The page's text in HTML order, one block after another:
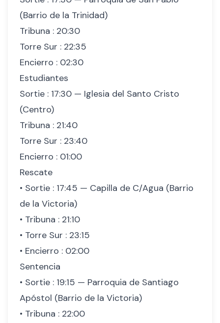
(Barrio de la Trinidad)
Tribuna : 20:30
Torre Sur : 22:35
Encierro : 02:30
Estudiantes
Sortie : 17:30 — Iglesia del Santo Cristo
(Centro)
Tribuna : 21:40
Torre Sur : 23:40
Encierro : 01:00
Rescate
• Sortie : 17:45 — Capilla de C/Agua (Barrio
de la Victoria)
• Tribuna : 21:10
• Torre Sur : 23:15
• Encierro : 02:00
Sentencia
• Sortie : 19:15 — Parroquia de Santiago
Apóstol (Barrio de la Victoria)
• Tribuna : 22:00